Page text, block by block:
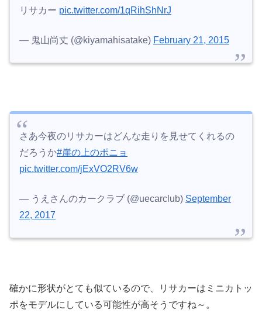
リサカー pic.twitter.com/1qRihShNrJ
— 鬼山尚丈 (@kiyamahisatake) February 21, 2015
さあ今夜のリサカーはどんな走りを見せてくれるの
だろうか#崖の上のポニョ
pic.twitter.com/jExVO2RV6w
— うえさんのカークラブ (@uecarclub) September
22, 2017
確かに形状がとても似ているので、リサカーはミニカトッ
ポをモデルにしている可能性が高そうですね～。